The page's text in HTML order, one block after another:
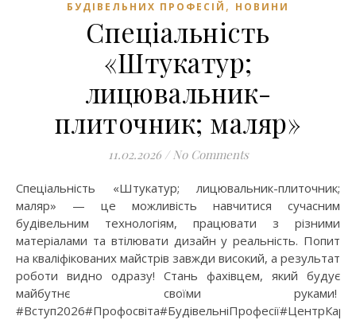
БУДІВЕЛЬНИХ ПРОФЕСІЙ , НОВИНИ
Спеціальність
«Штукатур;
лицювальник-
плиточник; маляр»
11.02.2026 / No Comments
Спеціальність «Штукатур; лицювальник-плиточник;
маляр» — це можливість навчитися сучасним
будівельним технологіям, працювати з різними
матеріалами та втілювати дизайн у реальність. Попит
на кваліфікованих майстрів завжди високий, а результат
роботи видно одразу! Стань фахівцем, який будує
майбутнє своїми руками!